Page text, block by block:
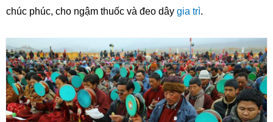
chúc phúc, cho ngậm thuốc và đeo dây gia trì.